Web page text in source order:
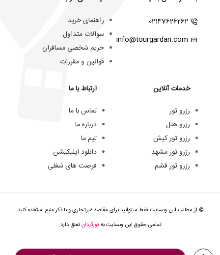
02147626262
info@tourgardan.com
خدمات آنلاین
رزرو تور
رزرو هتل
رزرو تور کیش
رزرو تور مشهد
رزرو تور قشم
راهنمای خرید
سوالات متداول
حریم شخصی مسافران
قوانین و مقررات
ارتباط با ما
تماس با ما
درباره ما
تیم ما
دانلود اپلیکیشن
فرصت های شغلی
© از مطالب این وبسایت فقط میتوانید برای مقاصد غیرتجاری و با ذکر منبع استفاده کنید.
تمامی حقوق این وبسایت بهتورگردانتعلق دارد.